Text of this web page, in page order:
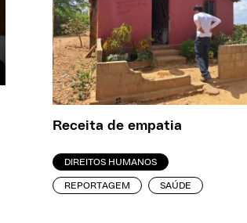
Receita de empatia
DIREITOS HUMANOS
REPORTAGEM SAÚDE